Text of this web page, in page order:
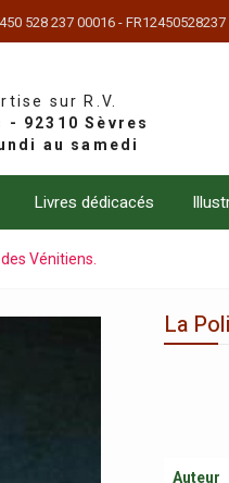
528 237 00016 - FR12450528237
sur R.V.
Livres dédicacés
Vénitiens.
La
Auteur